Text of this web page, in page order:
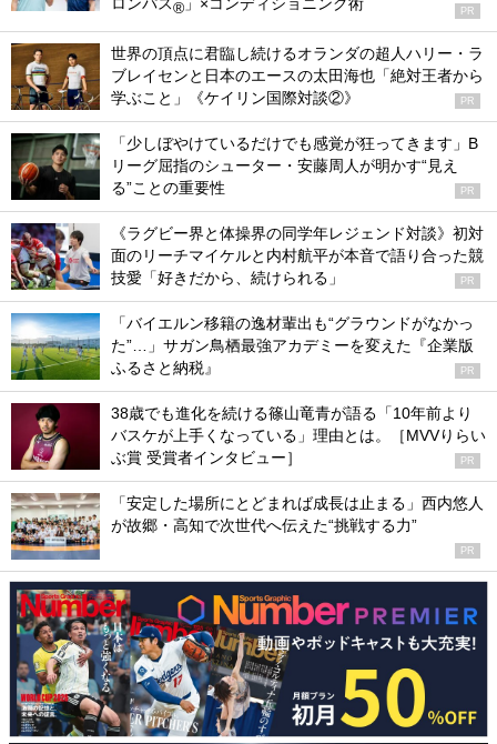
ロンパス® 」×コンディショニング術 PR
世界の頂点に君臨し続けるオランダの超人ハリー・ラ
ブレイセンと日本のエースの太田海也「絶対王者から
学ぶこと」《ケイリン国際対談②》
PR
「少しぼやけているだけでも感覚が狂ってきます」B
リーグ屈指のシューター・安藤周人が明かす“見え
る”ことの重要性
PR
《ラグビー界と体操界の同学年レジェンド対談》初対
面のリーチマイケルと内村航平が本音で語り合った競
技愛「好きだから、続けられる」
PR
「バイエルン移籍の逸材輩出も“グラウンドがなかっ
た”…」サガン鳥栖最強アカデミーを変えた『企業版
ふるさと納税』
PR
38歳でも進化を続ける篠山竜青が語る「10年前より
バスケが上手くなっている」理由とは。［MVVりらい
ぶ賞 受賞者インタビュー］
PR
「安定した場所にとどまれば成長は止まる」西内悠人
が故郷・高知で次世代へ伝えた“挑戦する力”
PR